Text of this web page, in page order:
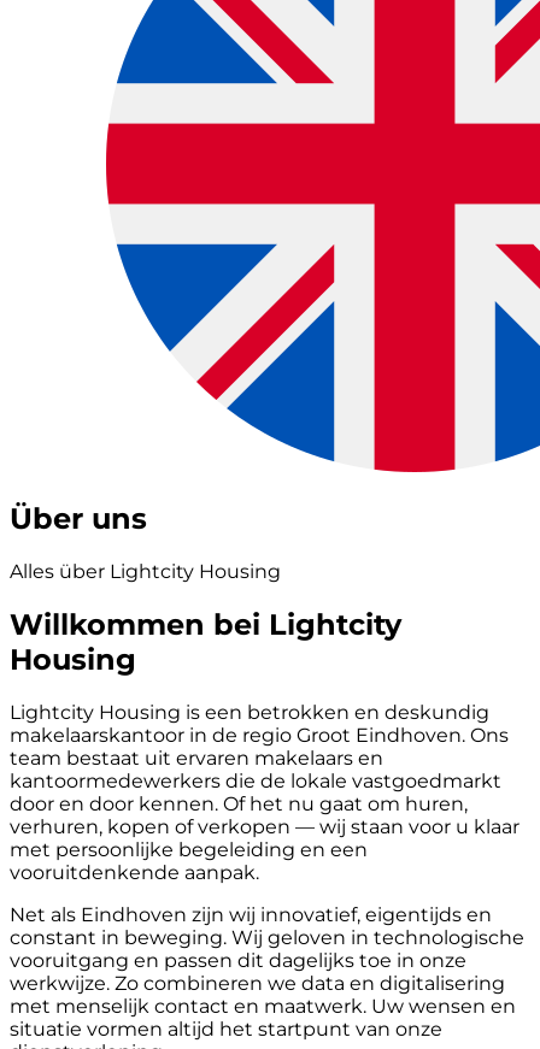
Über uns
Alles über Lightcity Housing
Willkommen bei Lightcity
Housing
Lightcity Housing is een betrokken en deskundig
makelaarskantoor in de regio Groot Eindhoven. Ons
team bestaat uit ervaren makelaars en
kantoormedewerkers die de lokale vastgoedmarkt
door en door kennen. Of het nu gaat om huren,
verhuren, kopen of verkopen — wij staan voor u klaar
met persoonlijke begeleiding en een
vooruitdenkende aanpak.
Net als Eindhoven zijn wij innovatief, eigentijds en
constant in beweging. Wij geloven in technologische
vooruitgang en passen dit dagelijks toe in onze
werkwijze. Zo combineren we data en digitalisering
met menselijk contact en maatwerk. Uw wensen en
situatie vormen altijd het startpunt van onze